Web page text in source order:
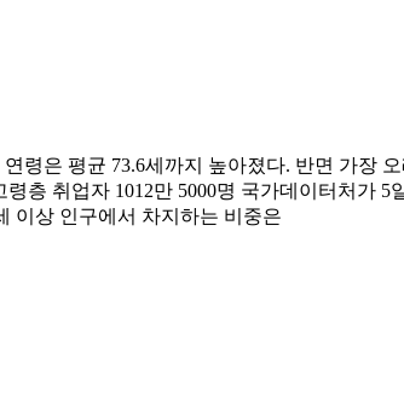
령은 평균 73.6세까지 높아졌다. 반면 가장
취업자 1012만 5000명 국가데이터처가 5
이상 인구에서 차지하는 비중은